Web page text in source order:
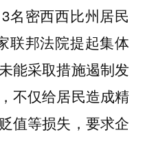
名密西西比州居民
联邦法院提起集体
能采取措施遏制发
不仅给居民造成精
值等损失，要求企